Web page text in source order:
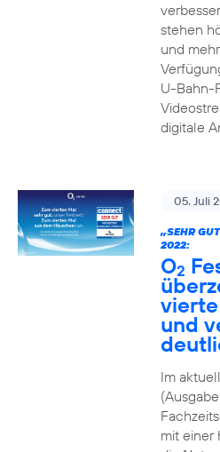
stehen
und
U-Bahn-
digitale
05. Juli
„SEHR
2022:
O2
vierte
und
Im
mit einer